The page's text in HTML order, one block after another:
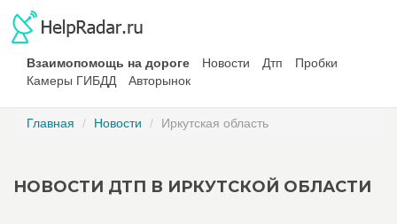
Взаимопомощь на дороге Новости Дтп
Пробки
Камеры ГИБДД
Авторынок
Главная Новости Иркутская область
НОВОСТИ ДТП В ИРКУТСКОЙ ОБЛАСТИ